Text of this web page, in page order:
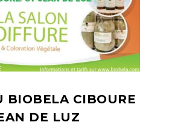
BIOBELA CIBOURE
DE LUZ